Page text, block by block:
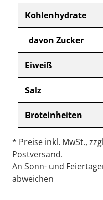
Kohlenhydrate
davon Zucker
Eiweiß
Salz
Broteinheiten
* Preise inkl. MwSt.,
Postversand.
An Sonn- und
abweichen